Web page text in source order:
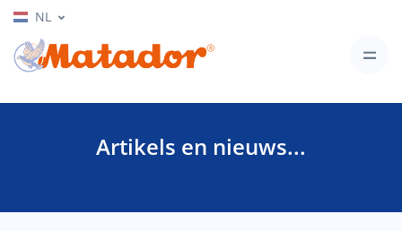
NL
Artikels en nieuws...